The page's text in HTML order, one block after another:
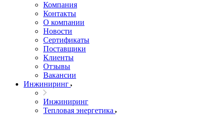
Компания
Контакты
О компании
Новости
Сертификаты
Поставщики
Клиенты
Отзывы
Вакансии
Инжиниринг
Инжиниринг
Тепловая энергетика